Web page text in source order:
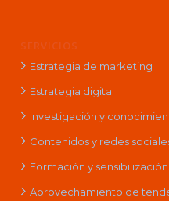
SERVICIOS
Estrategia de marketing
Estrategia digital
Investigación y
Contenidos y redes
Formación y sensibilización
Aprovechamiento de